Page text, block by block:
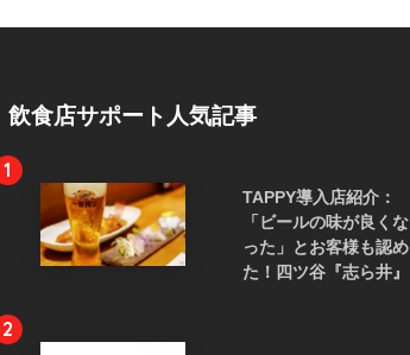
飲食店サポート人気記事
1
TAPPY導入店紹介：
「ビールの味が良くな
った」とお客様も認め
た！四ツ谷『志ら井』
2